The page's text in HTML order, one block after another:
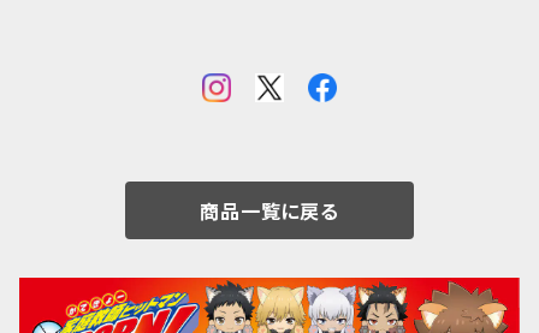
商品一覧に戻る